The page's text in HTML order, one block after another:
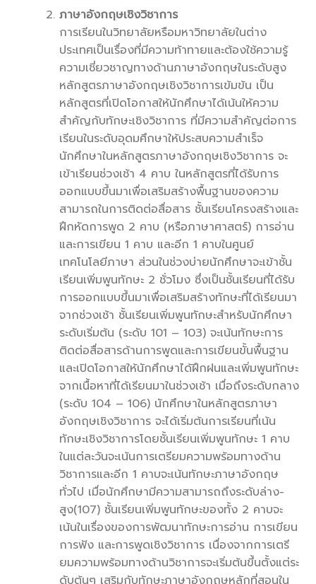
ภาษาอังกฤษเชิงวิชาการ
การเรียนในวิทยาลัยหรือมหาวิทยาลัยในต่าง
ประเทศเป็นเรื่องที่มีความท้าทายและต้องใช้ความรู้
ความเชี่ยวชาญทางด้านภาษาอังกฤษในระดับสูง
หลักสูตรภาษาอังกฤษเชิงวิชาการเข้มข้น เป็น
หลักสูตรที่เปิดโอกาสให้นักศึกษาได้เน้นให้ความ
สำคัญกับทักษะเชิงวิชาการ ที่มีความสำคัญต่อการ
เรียนในระดับอุดมศึกษาให้ประสบความสำเร็จ
นักศึกษาในหลักสูตรภาษาอังกฤษเชิงวิชาการ จะ
เข้าเรียนช่วงเช้า 4 คาบ ในหลักสูตรที่ได้รับการ
ออกแบบขึ้นมาเพื่อเสริมสร้างพื้นฐานของความ
สามารถในการติดต่อสื่อสาร ชั้นเรียนโครงสร้างและ
ฝึกหัดการพูด 2 คาบ (หรือภาษาศาสตร์) การอ่าน
และการเขียน 1 คาบ และอีก 1 คาบในศูนย์
เทคโนโลยีภาษา ส่วนในช่วงบ่ายนักศึกษาจะเข้าชั้น
เรียนเพิ่มพูนทักษะ 2 ชั่วโมง ซึ่งเป็นชั้นเรียนที่ได้รับ
การออกแบบขึ้นมาเพื่อเสริมสร้างทักษะที่ได้เรียนมา
จากช่วงเช้า ชั้นเรียนเพิ่มพูนทักษะสำหรับนักศึกษา
ระดับเริ่มต้น (ระดับ 101 – 103) จะเน้นทักษะการ
ติดต่อสื่อสารด้านการพูดและการเขียนขั้นพื้นฐาน
และเปิดโอกาสให้นักศึกษาได้ฝึกฝนและเพิ่มพูนทักษะ
จากเนื้อหาที่ได้เรียนมาในช่วงเช้า เมื่อถึงระดับกลาง
(ระดับ 104 – 106) นักศึกษาในหลักสูตรภาษา
อังกฤษเชิงวิชาการ จะได้เริ่มต้นการเรียนที่เน้น
ทักษะเชิงวิชาการโดยชั้นเรียนเพิ่มพูนทักษะ 1 คาบ
ในแต่ละวันจะเน้นการเตรียมความพร้อมทางด้าน
วิชาการและอีก 1 คาบจะเน้นทักษะภาษาอังกฤษ
ทั่วไป เมื่อนักศึกษามีความสามารถถึงระดับล่าง-
สูง(107) ชั้นเรียนเพิ่มพูนทักษะของทั้ง 2 คาบจะ
เน้นในเรื่องของการพัฒนาทักษะการอ่าน การเขียน
การฟัง และการพูดเชิงวิชาการ เนื่องจากการเตรี
ยมความพร้อมทางด้านวิชาการจะเริ่มต้นขึ้นตั้งแต่ระ
ดับต้นๆ เสริมกับทักษะภาษาอังกฤษหลักที่สอนใน